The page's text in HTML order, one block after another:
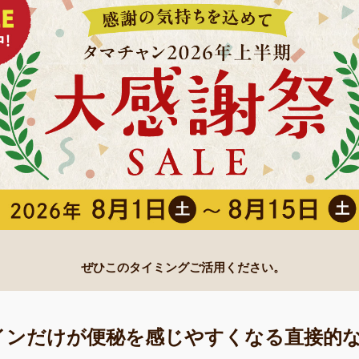
ぜひこのタイミングご活用ください。
ンだけが便秘を感じやすくなる直接的